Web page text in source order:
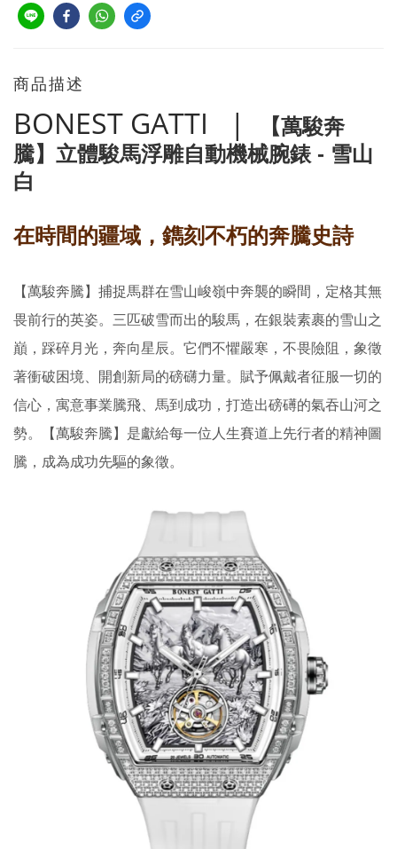
商品描述
BONEST GATTI | 【萬駿奔
騰】 立體駿馬浮雕自動機械腕錶 - 雪山
白
在時間的疆域，鐫刻不朽的奔騰史詩
【萬駿奔騰】 捕捉馬群在雪山峻嶺中奔襲的瞬間，定格其無
畏前行的英姿。 三匹破雪而出的駿馬，在銀裝素裹的雪山之
巔，踩碎月光，奔向星辰。 它們不懼嚴寒，不畏險阻，象徵
著衝破困境、開創新局的磅礴力量。 賦予佩戴者征服一切的
信心，寓意事業騰飛、馬到成功， 打造出磅礡的氣吞山河之
勢。
【萬駿奔騰】 是獻給每一位人生賽道上先行者的精神圖
騰，成為成功先驅的象徵。